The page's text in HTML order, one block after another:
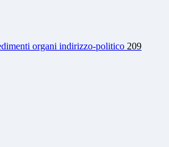
organi indirizzo-politico 209